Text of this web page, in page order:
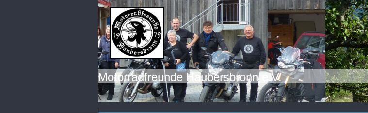
Motorradfreunde Haubersbronn e.V.